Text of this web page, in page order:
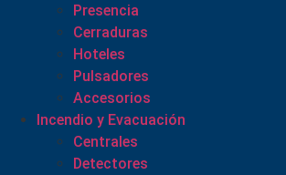
Presencia
Cerraduras
Hoteles
Pulsadores
Accesorios
Incendio y Evacuación
Centrales
Detectores